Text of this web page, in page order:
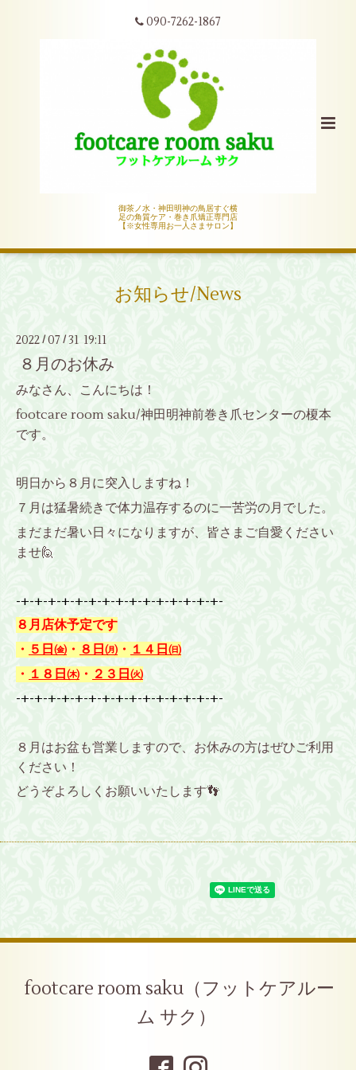
090-7262-1867
御茶ノ水・神田明神の鳥居すぐ横
足の角質ケア・巻き爪矯正専門店
【※女性専用お一人さまサロン】
お知らせ/News
2022 /07 / 31 19:11
８月のお休み
みなさん、こんにちは！
footcare room saku/神田明神前巻き爪センターの榎本
です。
明日から８月に突入しますね！
７月は猛暑続きで体力温存するのに一苦労の月でした。
まだまだ暑い日々になりますが、皆さまご自愛ください
ませ🙋
-+-+-+-+-+-+-+-+-+-+-+-+-+-+-+-
８月店休予定です
・ ５日㈮ ・ ８日㈪ ・ １４日㈰
・ １８日㈭ ・ ２３日㈫
-+-+-+-+-+-+-+-+-+-+-+-+-+-+-+-
８月はお盆も営業しますので、お休みの方はぜひご利用
ください！
どうぞよろしくお願いいたします👣
footcare room saku（フットケアルー
ム サク）